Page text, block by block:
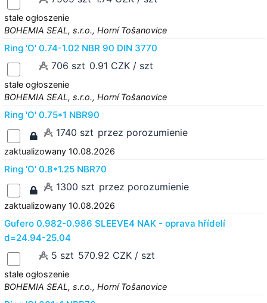
stałe ogłoszenie
BOHEMIA SEAL, s.r.o., Horní Tošanovice
Ring 'O' 0.74-1.02 NBR 90 DIN 3770
706 szt 0.91 CZK / szt
stałe ogłoszenie
BOHEMIA SEAL, s.r.o., Horní Tošanovice
Ring 'O' 0.75*1 NBR90
1740 szt przez porozumienie
zaktualizowany 10.08.2026
Ring 'O' 0.8*1.25 NBR70
1300 szt przez porozumienie
zaktualizowany 10.08.2026
Gufero 0.982-0.986 SLEEVE4 NAK - oprava hřídelí
d=24.94-25.04
5 szt 570.92 CZK / szt
stałe ogłoszenie
BOHEMIA SEAL, s.r.o., Horní Tošanovice